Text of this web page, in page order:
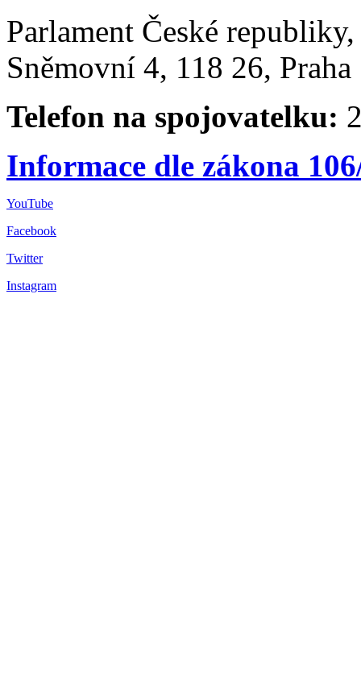
Parlament České
Sněmovní 4, 118 26,
Telefon na spojovatelku:
Informace dle zákona
YouTube
Facebook
Twitter
Instagram